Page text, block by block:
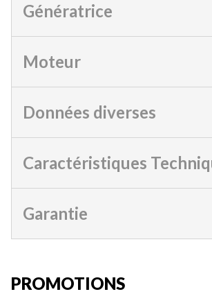
Génératrice
Moteur
Données diverses
Caractéristiques
Garantie
PROMOTIONS